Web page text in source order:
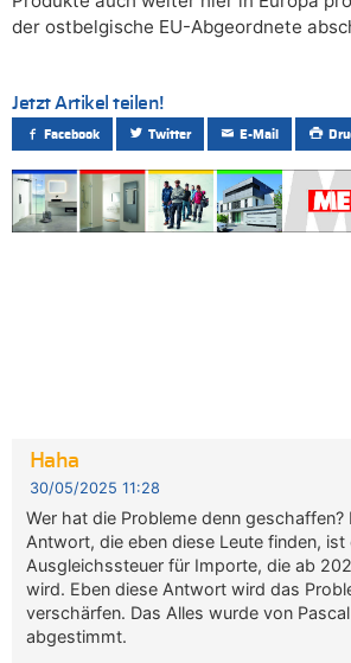
der ostbelgische EU-Abgeordnete
Jetzt Artikel teilen!
Facebook Twitter E-Mail
Haha
30/05/2025 11:28
Wer hat die Probleme denn geschaffen?
Antwort, die eben diese Leute finden, ist
Ausgleichssteuer für Importe, die ab
wird. Eben diese Antwort wird das
verschärfen. Das Alles wurde von
abgestimmt.